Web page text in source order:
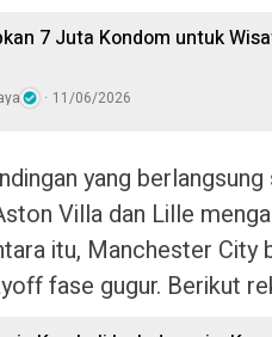
7 Juta Kondom untuk
11/06/2026
yang
Villa dan Lille
itu, Manchester
fase gugur. Berikut